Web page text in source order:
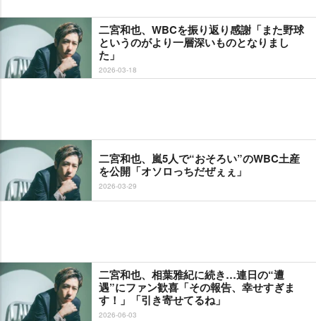
二宮和也、WBCを振り返り感謝「また野球
というのがより一層深いものとなりまし
た」
2026-03-18
二宮和也、嵐5人で“おそろい”のWBC土産
を公開「オソロっちだぜぇぇ」
2026-03-29
二宮和也、相葉雅紀に続き…連日の“遭
遇”にファン歓喜「その報告、幸せすぎま
す！」「引き寄せてるね」
2026-06-03